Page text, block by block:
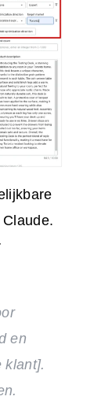
en
klant].